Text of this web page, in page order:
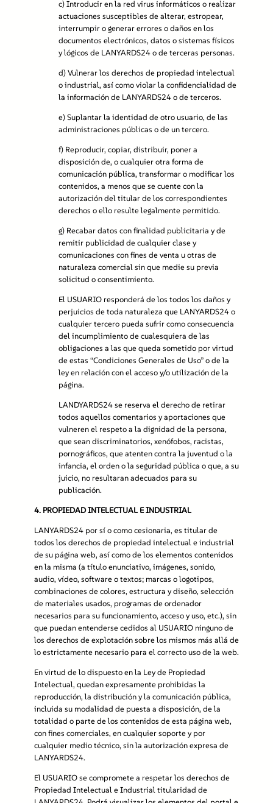
c)Introducir en la red virus informáticos o realizar
actuaciones susceptibles de alterar, estropear,
interrumpir o generar errores o daños en los
documentos electrónicos, datos o sistemas físicos
y lógicos de LANYARDS24 o de terceras personas.
d)Vulnerar los derechos de propiedad intelectual
o industrial, así como violar la confidencialidad de
la información de LANYARDS24 o de terceros.
e)Suplantar la identidad de otro usuario, de las
administraciones públicas o de un tercero.
f) Reproducir, copiar, distribuir, poner a
disposición de, o cualquier otra forma de
comunicación pública, transformar o modificar los
contenidos, a menos que se cuente con la
autorización del titular de los correspondientes
derechos o ello resulte legalmente permitido.
g) Recabar datos con finalidad publicitaria y de
remitir publicidad de cualquier clase y
comunicaciones con fines de venta u otras de
naturaleza comercial sin que medie su previa
solicitud o consentimiento.
El USUARIO responderá de los todos los daños y
perjuicios de toda naturaleza que LANYARDS24 o
cualquier tercero pueda sufrir como consecuencia
del incumplimiento de cualesquiera de las
obligaciones a las que queda sometido por virtud
de estas “Condiciones Generales de Uso” o de la
ley en relación con el acceso y/o utilización de la
página.
LANDYARDS24 se reserva el derecho de retirar
todos aquellos comentarios y aportaciones que
vulneren el respeto a la dignidad de la persona,
que sean discriminatorios, xenófobos, racistas,
pornográficos, que atenten contra la juventud o la
infancia, el orden o la seguridad pública o que, a su
juicio, no resultaran adecuados para su
publicación.
4. PROPIEDAD INTELECTUAL E INDUSTRIAL
LANYARDS24 por sí o como cesionaria, es titular de
todos los derechos de propiedad intelectual e industrial
de su página web, así como de los elementos contenidos
en la misma (a título enunciativo, imágenes, sonido,
audio, vídeo, software o textos; marcas o logotipos,
combinaciones de colores, estructura y diseño, selección
de materiales usados, programas de ordenador
necesarios para su funcionamiento, acceso y uso, etc.), sin
que puedan entenderse cedidos al USUARIO ninguno de
los derechos de explotación sobre los mismos más allá de
lo estrictamente necesario para el correcto uso de la web.
En virtud de lo dispuesto en la Ley de Propiedad
Intelectual, quedan expresamente prohibidas la
reproducción, la distribución y la comunicación pública,
incluida su modalidad de puesta a disposición, de la
totalidad o parte de los contenidos de esta página web,
con fines comerciales, en cualquier soporte y por
cualquier medio técnico, sin la autorización expresa de
LANYARDS24.
El USUARIO se compromete a respetar los derechos de
Propiedad Intelectual e Industrial titularidad de